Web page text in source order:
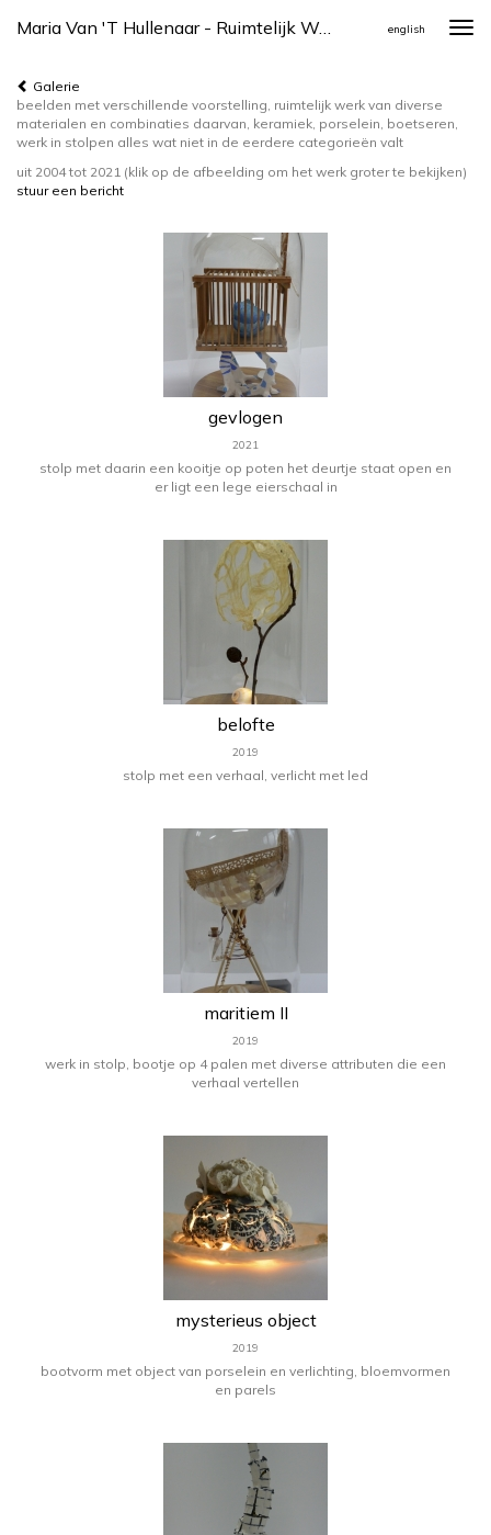
Maria Van 't Hullenaar - Ruimtelijk Werk english
Galerie
beelden met verschillende voorstelling, ruimtelijk werk van diverse
materialen en combinaties daarvan, keramiek, porselein, boetseren,
werk in stolpen alles wat niet in de eerdere categorieën valt
uit 2004 tot 2021 (klik op de afbeelding om het werk groter te bekijken)
stuur een bericht
gevlogen
2021
stolp met daarin een kooitje op poten het deurtje staat open en
er ligt een lege eierschaal in
belofte
2019
stolp met een verhaal, verlicht met led
maritiem II
2019
werk in stolp, bootje op 4 palen met diverse attributen die een
verhaal vertellen
mysterieus object
2019
bootvorm met object van porselein en verlichting, bloemvormen
en parels